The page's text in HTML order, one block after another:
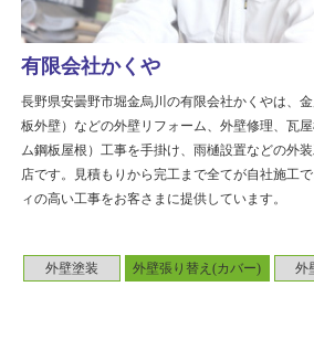
外壁塗装 外壁張り替え(カバー) 外
有限会社かくや
長野県安曇野市堀金烏川の有限会社かくやは、
板外壁）などの外壁リフォーム、外壁修理、瓦
ム鋼板屋根）工事を手掛け、雨樋設置などの外
店です。見積もりから完工まで全てが自社施工
ィの高い工事をお客さまに提供しています。